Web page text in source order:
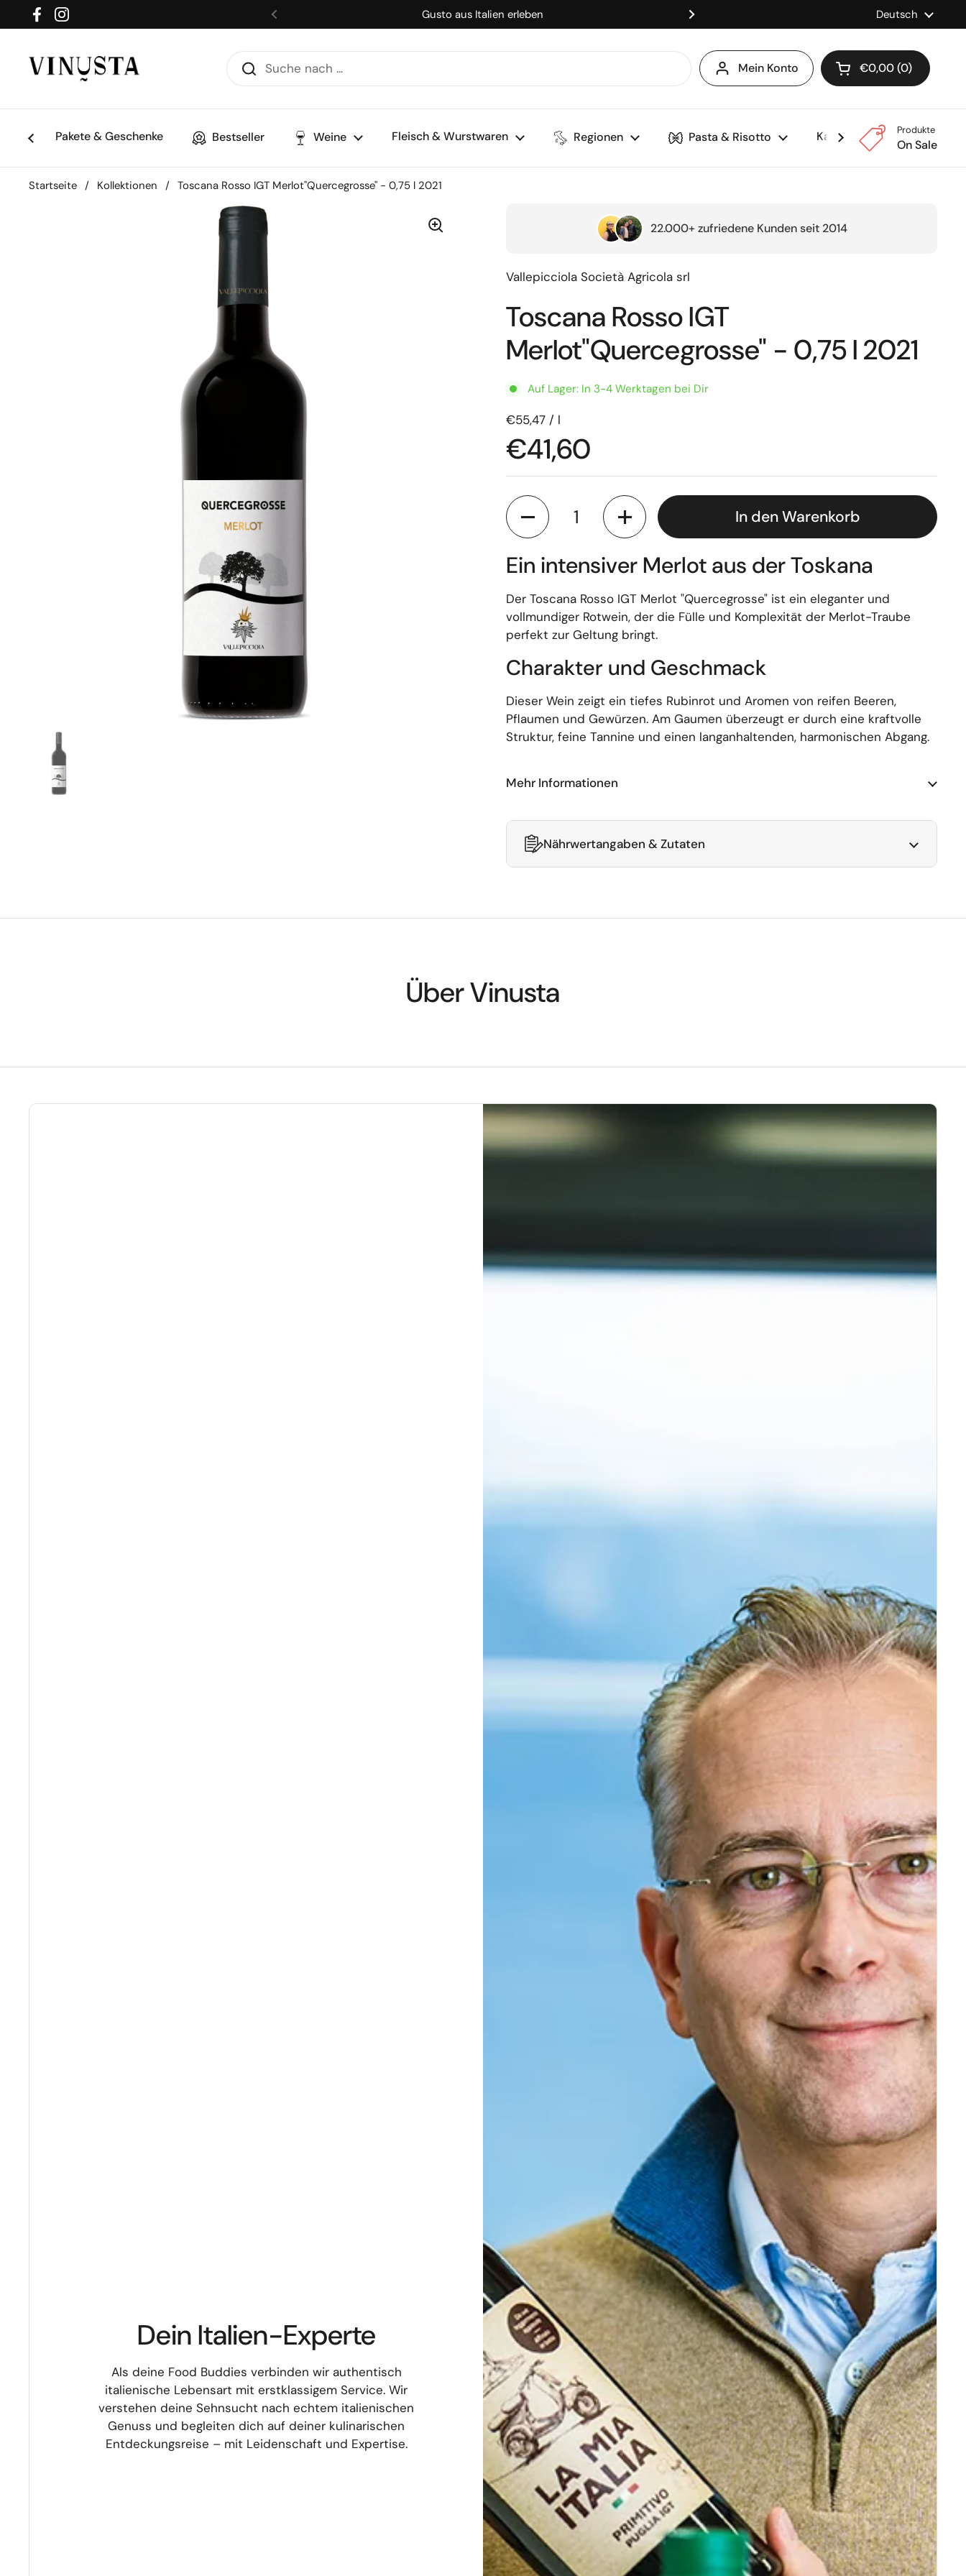
Zum Inhalt springen
FacebookInstagram Zurück
Gusto aus Italien erleben Versandkostenfrei ab 150€
Weiter
Sprache
Deutsch
Mein Konto Warenkorb öffnen
€0,00 0
Pakete & Geschenke Bestseller Weine Fleisch & Wurstwaren Regionen Pasta & Risotto Kaffee & Maschinen
Produkte
On Sale
Startseite / Kollektionen / Toscana Rosso IGT Merlot"Quercegrosse" - 0,75 l 2021
22.000+ zufriedene Kunden seit 2014
Vallepicciola Società Agricola srl
Toscana Rosso IGT
Merlot"Quercegrosse" - 0,75 l 2021
Auf Lager: In 3-4 Werktagen bei Dir
€55,47 / l
€41,60
Anzahl
In den Warenkorb
Ein intensiver Merlot aus der Toskana
Der Toscana Rosso IGT Merlot "Quercegrosse" ist ein eleganter und
vollmundiger Rotwein, der die Fülle und Komplexität der Merlot-Traube
perfekt zur Geltung bringt.
Charakter und Geschmack
Dieser Wein zeigt ein tiefes Rubinrot und Aromen von reifen Beeren,
Pflaumen und Gewürzen. Am Gaumen überzeugt er durch eine kraftvolle
Struktur, feine Tannine und einen langanhaltenden, harmonischen Abgang.
Mehr Informationen
Nährwertangaben & Zutaten
Über Vinusta
Dein Italien-Experte
Als deine Food Buddies verbinden wir authentisch
italienische Lebensart mit erstklassigem Service. Wir
verstehen deine Sehnsucht nach echtem italienischen
Genuss und begleiten dich auf deiner kulinarischen
Entdeckungsreise – mit Leidenschaft und Expertise.